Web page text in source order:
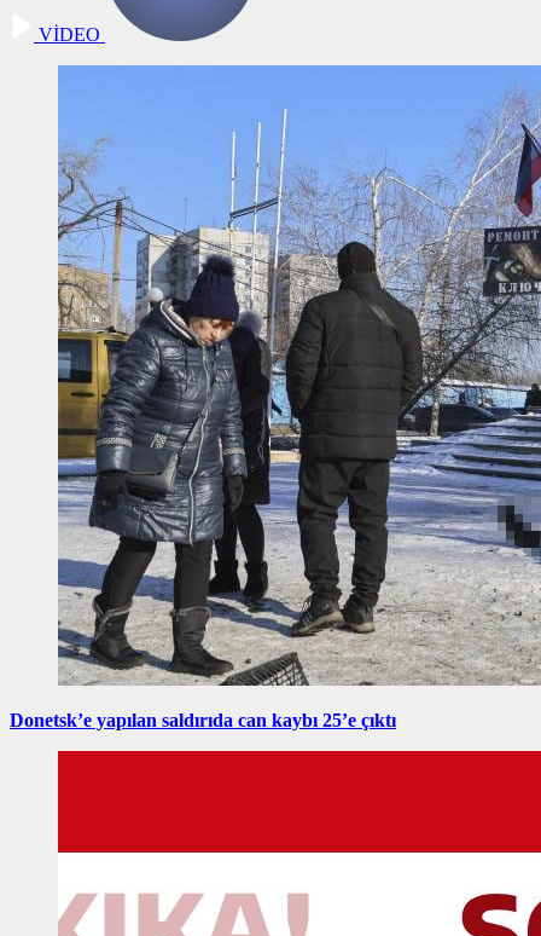
VİDEO
Donetsk’e yapılan saldırıda can kaybı 25’e çıktı